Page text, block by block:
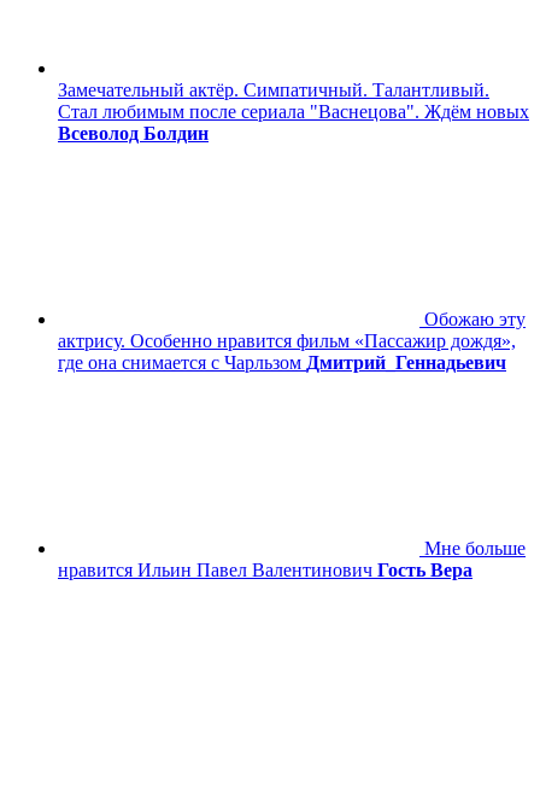
Замечательный актёр. Симпатичный. Талантливый.
Стал любимым после сериала "Васнецова". Ждём новых
Всеволод Болдин
Обожаю эту
актрису. Особенно нравится фильм «Пассажир дождя»,
где она снимается с Чарльзом Дмитрий_Геннадьевич
Мне больше
нравится Ильин Павел Валентинович Гость Вера